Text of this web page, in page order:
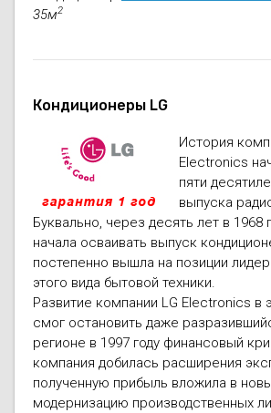
35м2
Кондиционеры LG
История
Electronics
пяти
выпуска
Буквально, через десять лет в 1968
начала осваивать выпуск
постепенно вышла на позиции
этого вида бытовой техники.
Развитие компании LG Electronics в
смог остановить даже
регионе в 1997 году финансовый
компания добилась расширения
полученную прибыль вложила в
модернизацию производственных